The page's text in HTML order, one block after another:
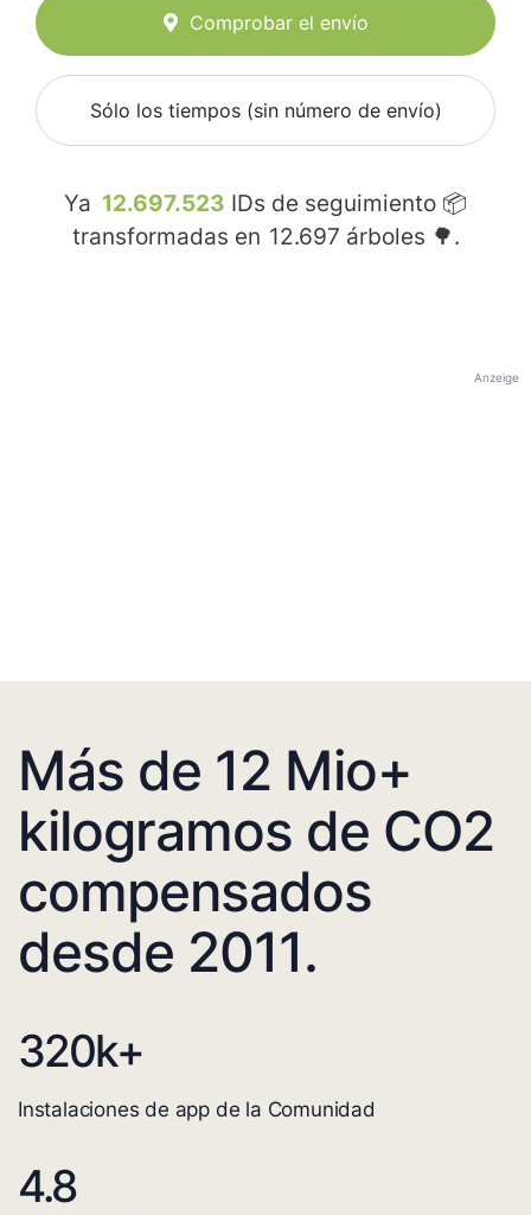
Comprobar el envío
Sólo los tiempos (sin número de envío)
Ya 12.697.523 IDs de seguimiento 📦
transformadas en 12.697 árboles 🌳.
Anzeige
Más de 12 Mio+
kilogramos de CO2
compensados
desde 2011.
320k+
Instalaciones de app de la Comunidad
4.8